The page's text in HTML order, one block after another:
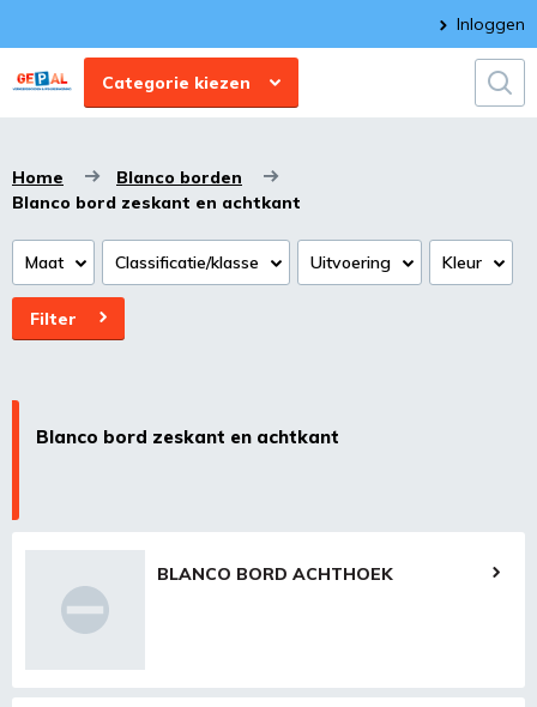
Inloggen
Categorie kiezen
Home
Blanco borden
Blanco bord zeskant en achtkant
Maat Classificatie/klasse Uitvoering Kleur
Filter
Blanco bord zeskant en achtkant
BLANCO BORD ACHTHOEK